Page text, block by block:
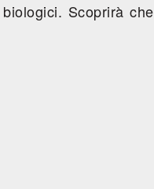
Scoprirà che